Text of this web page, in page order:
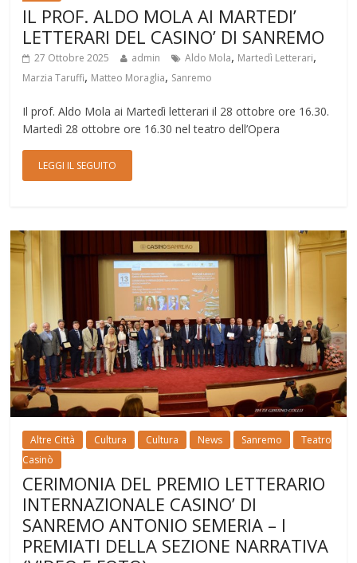
IL PROF. ALDO MOLA AI MARTEDI’
LETTERARI DEL CASINO’ DI SANREMO
27 Ottobre 2025 admin Aldo Mola, Martedì Letterari,
Marzia Taruffi, Matteo Moraglia, Sanremo
Il prof. Aldo Mola ai Martedì letterari il 28 ottobre ore 16.30.
Martedì 28 ottobre ore 16.30 nel teatro dell’Opera
LEGGI IL SEGUITO
Altre Città Cultura Cultura News Sanremo
Teatro
Casinò
CERIMONIA DEL PREMIO LETTERARIO
INTERNAZIONALE CASINO’ DI
SANREMO ANTONIO SEMERIA – I
PREMIATI DELLA SEZIONE NARRATIVA